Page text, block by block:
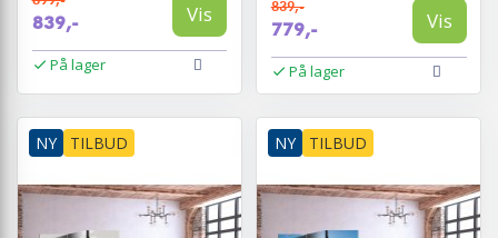
839,- Vis
På lager
839,-
779,- Vis
På lager
NY TILBUD NY TILBUD